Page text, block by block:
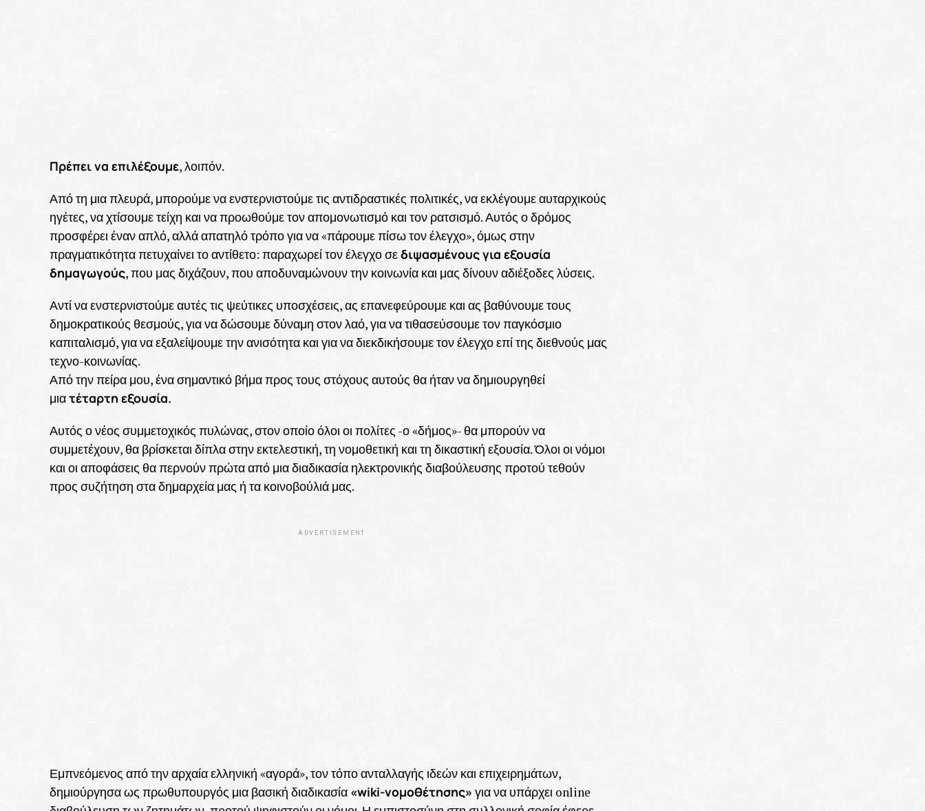
Πρέπει να επιλέξουμε, λοιπόν.
Από τη μια πλευρά, μπορούμε να ενστερνιστούμε τις αντιδραστικές πολιτικές, να εκλέγουμε αυταρχικούς
ηγέτες, να χτίσουμε τείχη και να προωθούμε τον απομονωτισμό και τον ρατσισμό. Αυτός ο δρόμος
προσφέρει έναν απλό, αλλά απατηλό τρόπο για να «πάρουμε πίσω τον έλεγχο», όμως στην
πραγματικότητα πετυχαίνει το αντίθετο: παραχωρεί τον έλεγχο σεδιψασμένους για εξουσία
δημαγωγούς, που μας διχάζουν, που αποδυναμώνουν την κοινωνία και μας δίνουν αδιέξοδες λύσεις.
Αντί να ενστερνιστούμε αυτές τις ψεύτικες υποσχέσεις, ας επανεφεύρουμε και ας βαθύνουμε τους
δημοκρατικούς θεσμούς, για να δώσουμε δύναμη στον λαό, για να τιθασεύσουμε τον παγκόσμιο
καπιταλισμό, για να εξαλείψουμε την ανισότητα και για να διεκδικήσουμε τον έλεγχο επί της διεθνούς μας
τεχνο-κοινωνίας.
Από την πείρα μου, ένα σημαντικό βήμα προς τους στόχους αυτούς θα ήταν να δημιουργηθεί
μιατέταρτη εξουσία.
Αυτός ο νέος συμμετοχικός πυλώνας, στον οποίο όλοι οι πολίτες -ο «δήμος»- θα μπορούν να
συμμετέχουν, θα βρίσκεται δίπλα στην εκτελεστική, τη νομοθετική και τη δικαστική εξουσία. Όλοι οι νόμοι
και οι αποφάσεις θα περνούν πρώτα από μια διαδικασία ηλεκτρονικής διαβούλευσης προτού τεθούν
προς συζήτηση στα δημαρχεία μας ή τα κοινοβούλιά μας.
ADVERTISEMENT
Εμπνεόμενος από την αρχαία ελληνική «αγορά», τον τόπο ανταλλαγής ιδεών και επιχειρημάτων,
δημιούργησα ως πρωθυπουργός μια βασική διαδικασία «wiki-νομοθέτησης» για να υπάρχει online